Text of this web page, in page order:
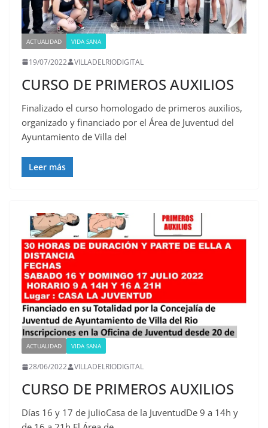
ACTUALIDAD VIDA SANA
19/07/2022 VILLADELRIODIGITAL
CURSO DE PRIMEROS AUXILIOS
Finalizado el curso homologado de primeros auxilios,
organizado y financiado por el Área de Juventud del
Ayuntamiento de Villa del
Leer más
ACTUALIDAD VIDA SANA
28/06/2022 VILLADELRIODIGITAL
CURSO DE PRIMEROS AUXILIOS
Días 16 y 17 de julioCasa de la JuventudDe 9 a 14h y